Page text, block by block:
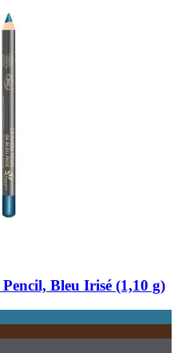
Pencil, Bleu Irisé (1,10 g)